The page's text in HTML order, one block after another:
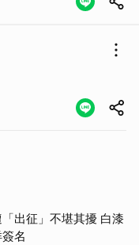
出征」不堪其擾 白漆
名